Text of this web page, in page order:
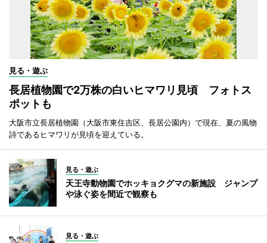
見る・遊ぶ
長居植物園で2万株の白いヒマワリ見頃 フォトス
ポットも
大阪市立長居植物園（大阪市東住吉区、長居公園内）で現在、夏の風物
詩であるヒマワリが見頃を迎えている。
見る・遊ぶ
天王寺動物園でホッキョクグマの新施設 ジャンプ
や泳ぐ姿を間近で観察も
見る・遊ぶ